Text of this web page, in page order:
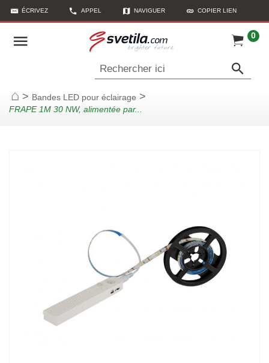
ÉCRIVEZ APPEL NAVIGUER COPIER LIEN
0
Rechercher ici
Page d'accueil
> Bandes LED pour éclairage >
FRAPE 1M 30 NW, alimentée par...